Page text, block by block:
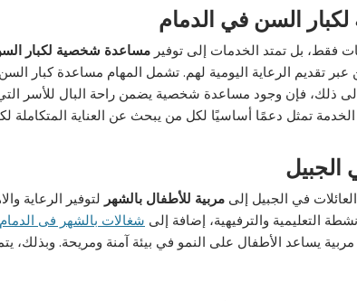
السن في الدمام
فقط، بل تمتد الخدمات إلى توفير مساعدة شخصية لكبار
تقديم الرعاية اليومية لهم. تشمل المهام مساعدة كبار السن
ذلك، فإن وجود مساعدة شخصية يضمن راحة البال للأسر
تمثل دعمًا أساسيًا لكل من يبحث عن العناية المتكاملة
الجبيل
في الجبيل إلى مربية للأطفال بالشهر لتوفير الرعاية
التعليمية والترفيهية، إضافة إلى شغالات بالشهر فى الدمام
يساعد الأطفال على النمو في بيئة آمنة ومريحة. وبذلك،